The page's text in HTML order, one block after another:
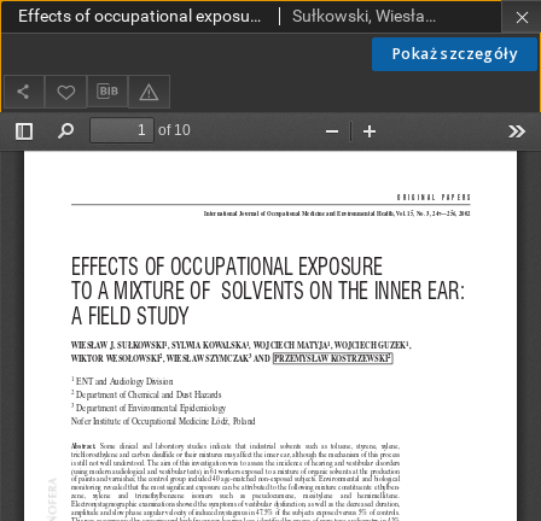
Pokaż szczegóły
Effects of occupational exposure to a mixture of solvents on the inner ear: a field study Sułkowski, Wiesław J.; Kowalska, Sylwia; Matyja, Wojciech; Guzek, Wojciech.; Wesołowski, Wiktor; Szymczak, Wiesław; Kostrzewski, Przemysław